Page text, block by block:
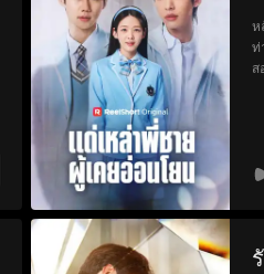
ห
ท่
ส